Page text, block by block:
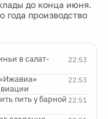
до конца июня.
производство
22:53
в салат-
22:53
22:51
пить у барной